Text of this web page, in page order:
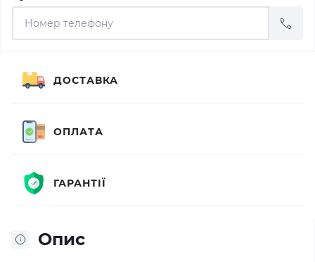
Опис
ДОСТАВКА
ОПЛАТА
ГАРАНТІЇ